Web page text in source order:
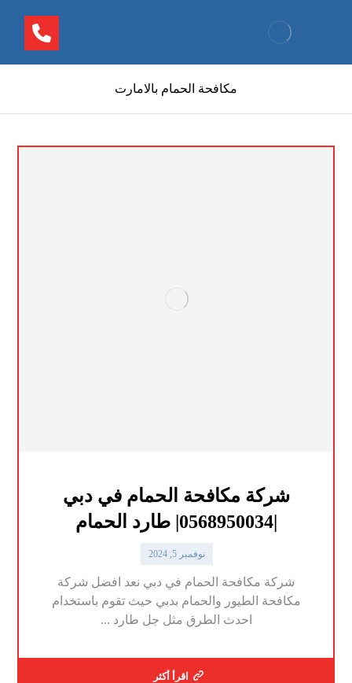
مكافحة الحمام بالامارت
شركة مكافحة الحمام في دبي
|0568950034| طارد الحمام
نوفمبر 5, 2024
شركة مكافحة الحمام في دبي نعد افضل شركة
مكافحة الطيور والحمام بدبي حيث تقوم باستخدام
احدث الطرق مثل جل طارد ...
اقرأ أكثر